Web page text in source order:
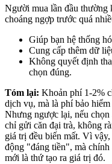
Người mua lần đầu thường
choáng ngợp trước quá
Giúp bạn hệ thống
Cung cấp thêm dữ
Không quyết định
chọn đúng.
Tóm lại: Khoản phí 1-2%
dịch vụ, mà là phí bảo
Nhưng ngược lại, nếu
chỉ gửi căn đại trà, không
giá trị đều biến mất. Vì
động "đáng tiền", mà
mới là thứ tạo ra giá trị đó.